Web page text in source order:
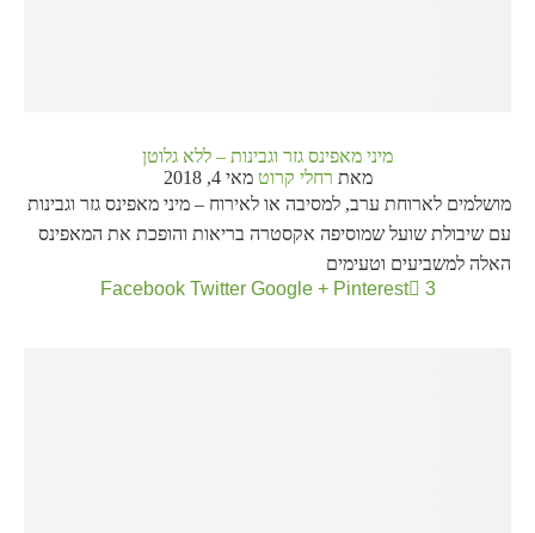
מיני מאפינס גזר וגבינות – ללא גלוטן
מאת רחלי קרוט מאי 4, 2018
מושלמים לארוחת ערב, למסיבה או לאירוח – מיני מאפינס גזר וגבינות
עם שיבולת שועל שמוסיפה אקסטרה בריאות והופכת את המאפינס
האלה למשביעים וטעימים
3
Facebook Twitter Google + Pinterest